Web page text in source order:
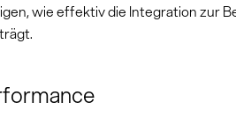
wie effektiv die Integration zur